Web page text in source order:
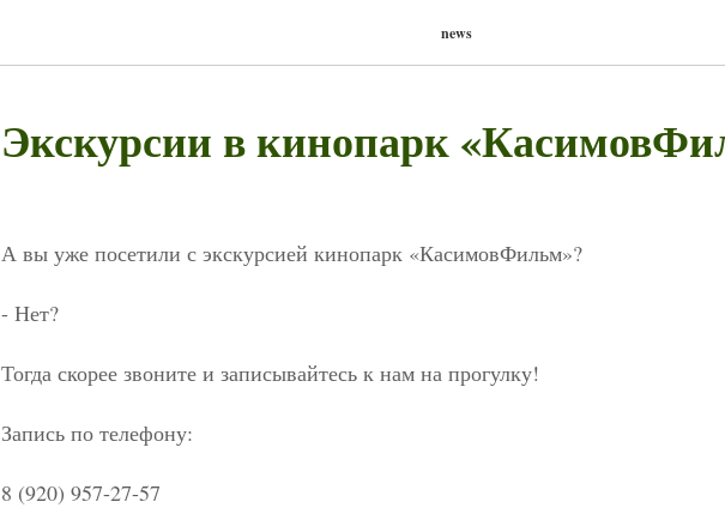
news
Экскурсии в кинопарк
А вы уже посетили с экскурсией кинопарк «КасимовФильм»?
- Нет?
Тогда скорее звоните и записывайтесь к нам на прогулку!
Запись по телефону:
8 (920) 957-27-57